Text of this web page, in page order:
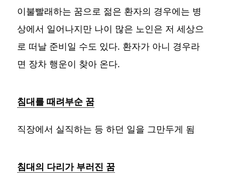
이불빨래하는 꿈으로 젊은 환자의 경우에는 병
상에서 일어나지만 나이 많은 노인은 저 세상으
로 떠날 준비일 수도 있다. 환자가 아니 경우라
면 장차 행운이 찾아 온다.
침대를 때려부순 꿈
직장에서 실직하는 등 하던 일을 그만두게 됨
침대의 다리가 부러진 꿈